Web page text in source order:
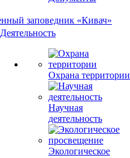
Деятельность
Охрана территории
Научная
деятельность
Экологическое